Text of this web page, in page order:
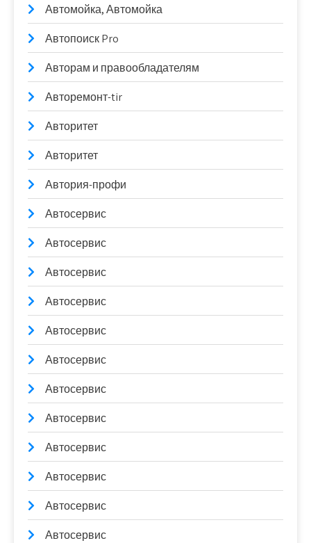
Автомойка, Автомойка
Автопоиск Pro
Авторам и правообладателям
Авторемонт-tir
Авторитет
Авторитет
Автория-профи
Автосервис
Автосервис
Автосервис
Автосервис
Автосервис
Автосервис
Автосервис
Автосервис
Автосервис
Автосервис
Автосервис
Автосервис